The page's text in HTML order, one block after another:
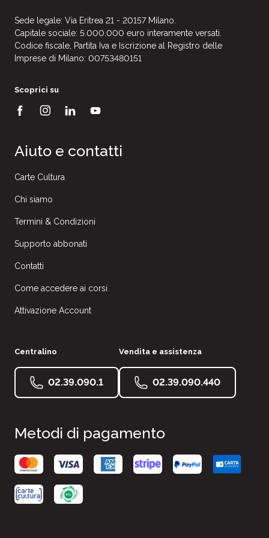
Sede legale: Via Eritrea 21 - 20157 Milano.
Capitale sociale: 5.000.000 euro interamente versati.
Codice fiscale, Partita Iva e Iscrizione al Registro delle
Imprese di Milano: 00753480151
Scoprici su
Aiuto e contatti
Carte Cultura
Chi siamo
Termini & Condizioni
Supporto abbonati
Contatti
Come accedere ai corsi
Attivazione Account
Centralino
02.39.090.1
Vendita e assistenza
02.39.090.440
Metodi di pagamento